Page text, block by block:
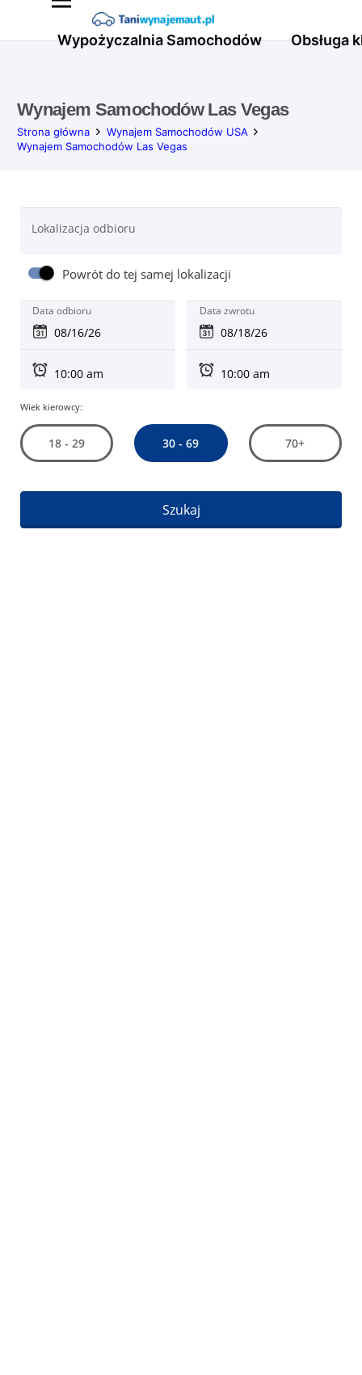
Wypożyczalnia Samochodów Obsługa
Wynajem Samochodów Las Vegas
Strona główna
Wynajem Samochodów USA
Wynajem Samochodów Las Vegas
Lokalizacja odbioru
Powrót do tej samej lokalizacji
Data odbioru Data zwrotu
Wiek kierowcy:
18 - 29 30 - 69 70+
Szukaj